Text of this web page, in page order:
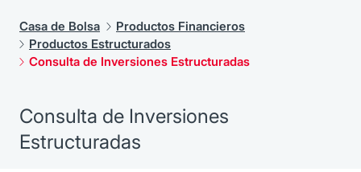
Casa de Bolsa
Productos Financieros
Productos Estructurados
Consulta de Inversiones Estructuradas
Consulta de Inversiones
Estructuradas